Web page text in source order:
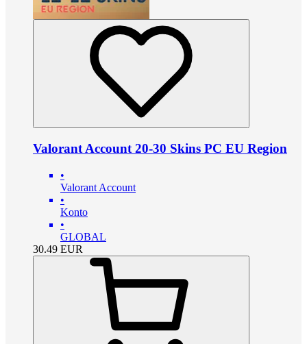
Valorant Account 20-30 Skins PC EU Region
•
Valorant Account
•
Konto
•
GLOBAL
30.49 EUR